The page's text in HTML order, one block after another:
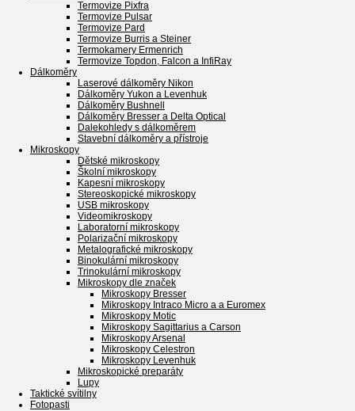
Termovize Pixfra
Termovize Pulsar
Termovize Pard
Termovize Burris a Steiner
Termokamery Ermenrich
Termovize Topdon, Falcon a InfiRay
Dálkoměry
Laserové dálkoměry Nikon
Dálkoměry Yukon a Levenhuk
Dálkoměry Bushnell
Dálkoměry Bresser a Delta Optical
Dalekohledy s dálkoměrem
Stavební dálkoměry a přístroje
Mikroskopy
Dětské mikroskopy
Školní mikroskopy
Kapesní mikroskopy
Stereoskopické mikroskopy
USB mikroskopy
Videomikroskopy
Laboratorní mikroskopy
Polarizační mikroskopy
Metalografické mikroskopy
Binokulární mikroskopy
Trinokulární mikroskopy
Mikroskopy dle značek
Mikroskopy Bresser
Mikroskopy Intraco Micro a a Euromex
Mikroskopy Motic
Mikroskopy Sagittarius a Carson
Mikroskopy Arsenal
Mikroskopy Celestron
Mikroskopy Levenhuk
Mikroskopické preparáty
Lupy
Taktické svítilny
Fotopasti